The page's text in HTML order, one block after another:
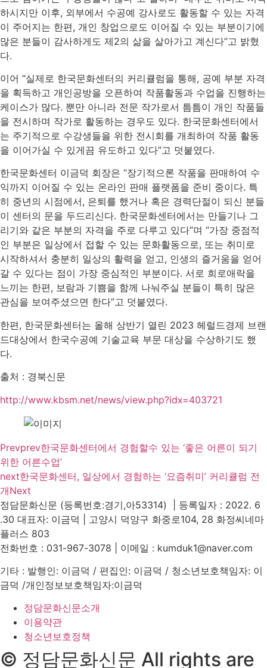
하시지만 이후, 외부에서 수공예 강사로도 활동할 수 있는 자격
이 주어지는 한편, 개인 창업으로도 이어질 수 있는 부분이기에
많은 분들이 감사하게도 제2의 삶을 살아가고 계신다”고 밝혔
다.
이어 “실제로 한국문화센터의 커리큘럼을 통해, 공예 부분 자격
을 획득하고 개인공방을 오픈하여 작품활동과 수업을 진행하는
케이스가 많다. 뿐만 아니라 전문 작가로서 틈틈이 개인 작품들
을 전시하며 작가로 활동하는 경우도 있다. 한국문화센터에서
는 주기적으로 수강생들을 위한 전시회를 개최하여 작품 활동
을 이어가실 수 있게끔 유도하고 있다”고 덧붙였다.
한국문화센터 이금덕 회장은 “장기적으론 작품을 판매하여 수
익까지 이어질 수 있는 온라인 판매 플랫폼을 준비 중이다. 특
히 중년의 시점에서, 은퇴를 했거나 혹은 경력단절이 되신 분들
이 센터의 문을 두드리신다. 한국문화센터에서는 만들기나 그
리기와 같은 부분의 자격을 주로 다루고 있다”며 “가장 중점적
인 부분은 일상에서 접할 수 있는 문화활동으로, 또는 취미로
시작하셔서 충분히 일상의 활력을 얻고, 인생의 즐거움을 얻어
갈 수 있다는 점이 가장 중심적인 부분이다. 서로 희로애락을
느끼는 한편, 보람과 기쁨을 함께 나눠주실 분들이 특히 많은
관심을 보여주셨으면 한다”고 덧붙였다.
한편, 한국문화센터는 올해 상반기 열린 2023 헤럴드경제 브랜
드대상에서 한국수공예 기술교육 부문 대상을 수상하기도 했
다.
출처 : 경북신문
http://www.kbsm.net/news/view.php?idx=403721
Prevprev한국문화센터에서 경험할수 있는 ‘좋은 어른이 되기
위한 어른수업’
next한국문화센터, 일상에서 경험하는 ‘요즘취미’ 커리큘럼 전
개Next
정담문화신문 (등록번호:경기,아53314) | 등록일자 : 2022. 6
.30 대표자: 이금덕 | 고양시 덕양구 화중로104, 28 화정씨네마
플러스 803
전화번호 : 031-967-3078 | 이메일 : kumduk1@naver.com
기타 : 발행인: 이금덕 / 편집인: 이금덕 / 청소년보호책임자: 이
금덕 /개인정보보호책임자:이금덕
정담문화신문소개
이용약관
청소년보호정책
© 정담문화신문 All rights are